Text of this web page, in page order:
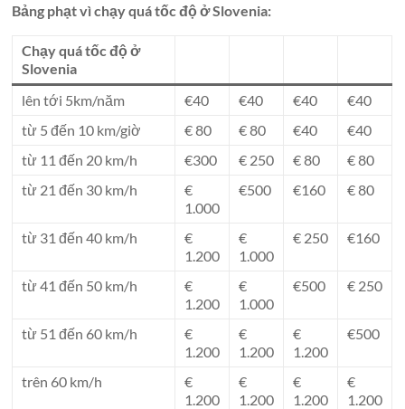
Bảng phạt vì chạy quá tốc độ ở Slovenia:
Chạy quá tốc độ ở
Slovenia
lên tới 5km/năm
€40 €40 €40
€40
từ 5 đến 10 km/giờ
€ 80 € 80 €40
€40
từ 11 đến 20 km/h
€300 € 250 € 80
€ 80
từ 21 đến 30 km/h
€
1.000
€500 €160 € 80
từ 31 đến 40 km/h
€
1.200
€
1.000
€ 250 €160
từ 41 đến 50 km/h
€
1.200
€
1.000
€500 € 250
từ 51 đến 60 km/h
€
1.200
€
1.200
€
1.200
€500
trên 60 km/h
€
1.200
€
1.200
€
1.200
€
1.200